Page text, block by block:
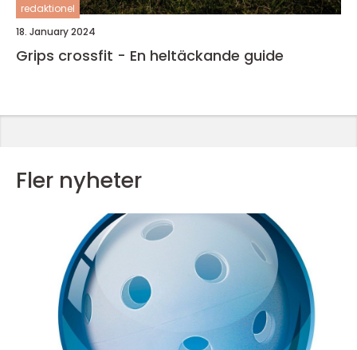
redaktionel
18. January 2024
Grips crossfit - En heltäckande guide
Fler nyheter